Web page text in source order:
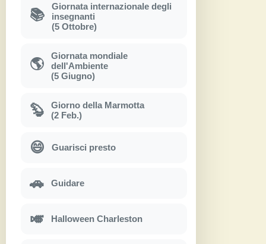
📚
Giornata internazionale degli
insegnanti
(5 Ottobre)
🌎
Giornata mondiale
dell'Ambiente
(5 Giugno)
🦫
Giorno della Marmotta
(2 Feb.)
😄 Guarisci presto
🚗 Guidare
🎺 Halloween Charleston